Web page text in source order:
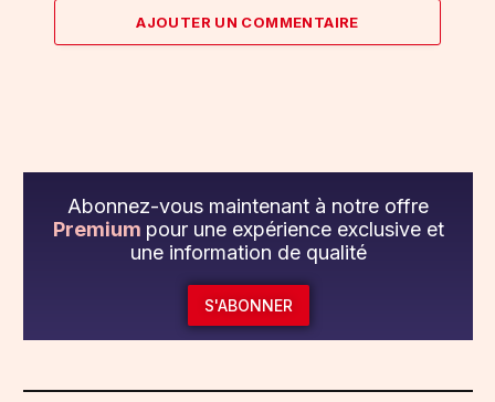
AJOUTER UN COMMENTAIRE
Abonnez-vous maintenant à notre offre
Premium pour une expérience exclusive et
une information de qualité
S'ABONNER